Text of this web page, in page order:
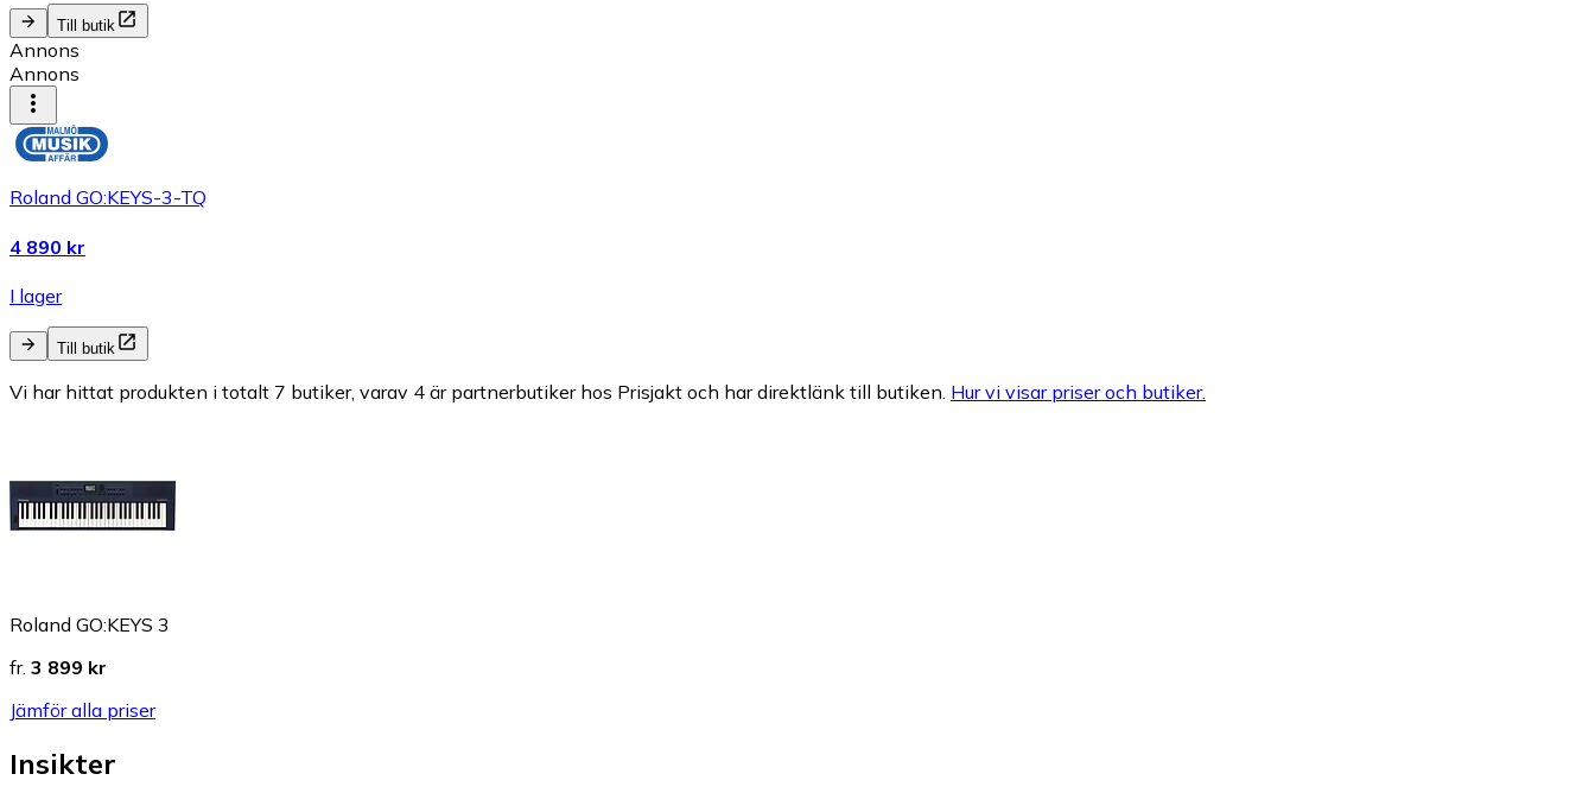
Till butik
Annons
Annons
Roland GO:KEYS-3-TQ
4 890 kr
I lager
Till butik
Vi har hittat produkten i totalt 7 butiker, varav 4 är partnerbutiker hos Prisjakt och har direktlänk till butiken. Hur vi visar priser och butiker.
Roland GO:KEYS 3
fr. 3 899 kr
Jämför alla priser
Insikter